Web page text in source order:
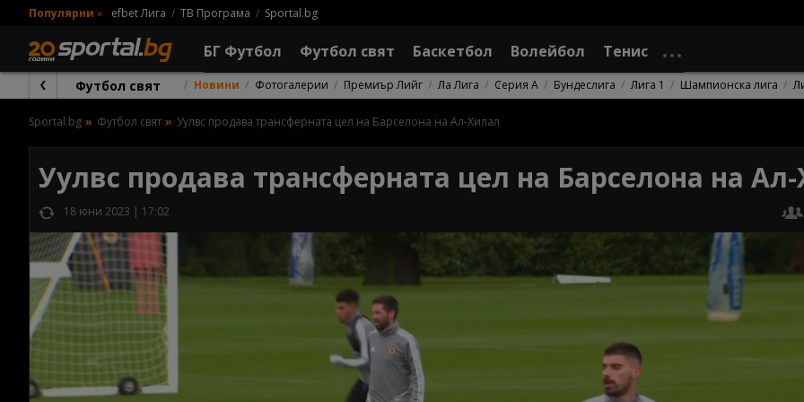
Популярни » efbet Лига ТВ Програма Sportal.bg
БГ Футбол Футбол свят Баскетбол Волейбол Тенис
Футбол свят Новини Фотогалерии Премиър Лийг Ла Лига Серия А Бундеслига Лига 1 Шампионска лига
Sportal.bg Футбол свят Уулвс продава трансферната цел на Барселона на Ал-Хилал
Уулвс продава трансферната цел на Барселона на
18 юни 2023 | 17:02